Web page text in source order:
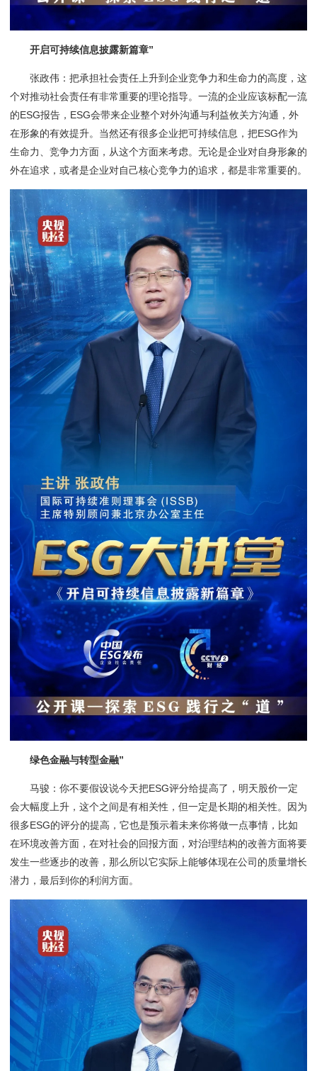
开启可持续信息披露新篇章”
张政伟：把承担社会责任上升到企业竞争力和生命力的高度，这
个对推动社会责任有非常重要的理论指导。一流的企业应该标配一流
的ESG报告，ESG会带来企业整个对外沟通与利益攸关方沟通，外
在形象的有效提升。当然还有很多企业把可持续信息，把ESG作为
生命力、竞争力方面，从这个方面来考虑。无论是企业对自身形象的
外在追求，或者是企业对自己核心竞争力的追求，都是非常重要的。
绿色金融与转型金融”
马骏：你不要假设说今天把ESG评分给提高了，明天股价一定
会大幅度上升，这个之间是有相关性，但一定是长期的相关性。因为
很多ESG的评分的提高，它也是预示着未来你将做一点事情，比如
在环境改善方面，在对社会的回报方面，对治理结构的改善方面将要
发生一些逐步的改善，那么所以它实际上能够体现在公司的质量增长
潜力，最后到你的利润方面。